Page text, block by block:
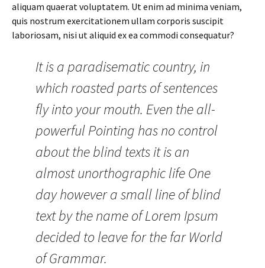
aliquam quaerat voluptatem. Ut enim ad minima veniam,
quis nostrum exercitationem ullam corporis suscipit
laboriosam, nisi ut aliquid ex ea commodi consequatur?
It is a paradisematic country, in
which roasted parts of sentences
fly into your mouth. Even the all-
powerful Pointing has no control
about the blind texts it is an
almost unorthographic life One
day however a small line of blind
text by the name of Lorem Ipsum
decided to leave for the far World
of Grammar.